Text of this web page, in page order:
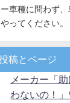
ー車種に問わず
ってください。
稿とページ
メーカー「
わないの！」